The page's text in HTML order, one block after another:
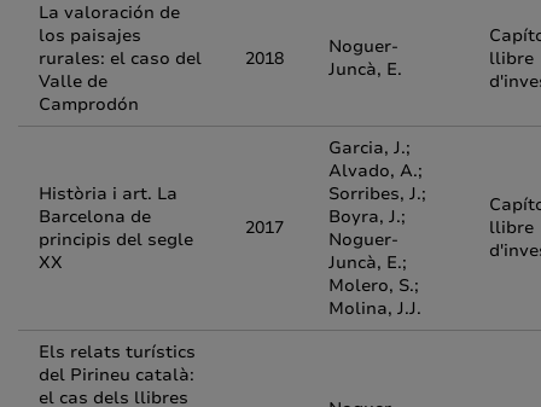
La valoración de
los paisajes
rurales: el caso del
Valle de
Camprodón
2018
Noguer-
Juncà, E.
llibre
Història i art. La
Barcelona de
principis del segle
XX
2017
Garcia, J.;
Alvado, A.;
Sorribes, J.;
Boyra, J.;
Noguer-
Juncà, E.;
Molero, S.;
Molina, J.J.
llibre
Els relats turístics
del Pirineu català:
el cas dels llibres